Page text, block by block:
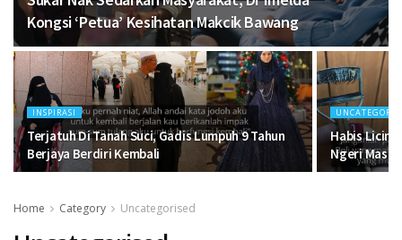
Kongsi ‘Petua’ Kesihatan Makcik Bawang
INSPIRASI
Terjatuh Di Tanah Suci, Gadis Lumpuh 9 Tahun
Berjaya Berdiri Kembali
Habis Licin
Ngeri Masa
Home Category Uncategorised